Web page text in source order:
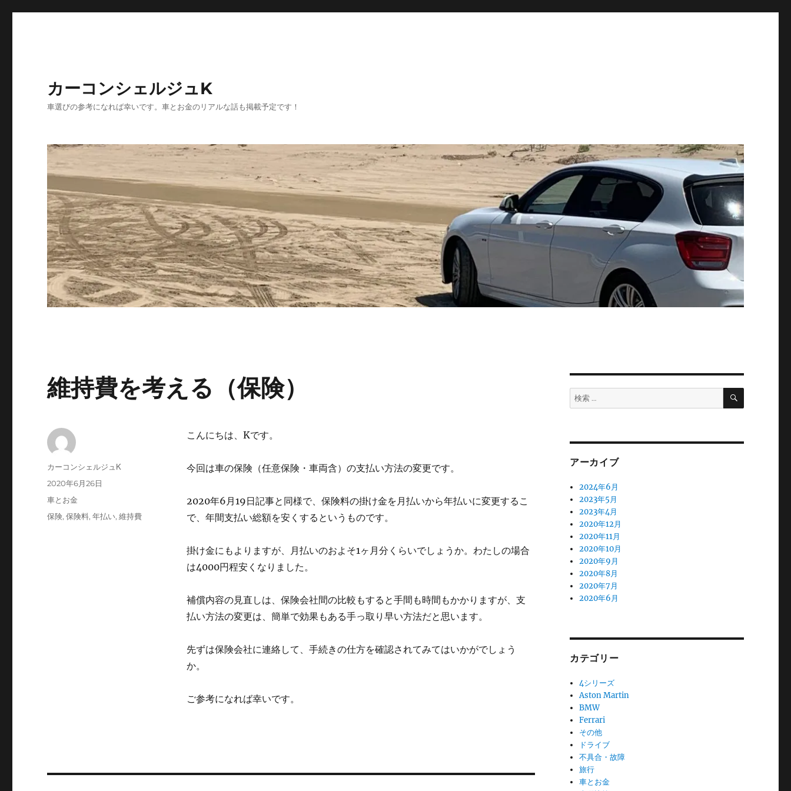
カーコンシェルジュK
車選びの参考になれば幸いです。車とお金のリアルな話も掲載予定です！
維持費を考える（保険）
こんにちは、Kです。
今回は車の保険（任意保険・車両含）の支払い方法の変更です。
2020年6月19日記事と同様で、保険料の掛け金を月払いから年払いに変更するこ
で、年間支払い総額を安くするというものです。
掛け金にもよりますが、月払いのおよそ1ヶ月分くらいでしょうか。わたしの場合
は4000円程安くなりました。
補償内容の見直しは、保険会社間の比較もすると手間も時間もかかりますが、支
払い方法の変更は、簡単で効果もある手っ取り早い方法だと思います。
先ずは保険会社に連絡して、手続きの仕方を確認されてみてはいかがでしょう
か。
ご参考になれば幸いです。
投
カーコンシェルジュK
投
稿
2020年6月26日
カ
テ
車とお金
タ
保険,保険料,年払い,維持費
検
索:
検
アーカイブ
2024年6月
2023年5月
2023年4月
2020年12月
2020年11月
2020年10月
2020年9月
2020年8月
2020年7月
2020年6月
カテゴリー
4シリーズ
Aston Martin
BMW
Ferrari
その他
ドライブ
不具合・故障
旅行
車とお金